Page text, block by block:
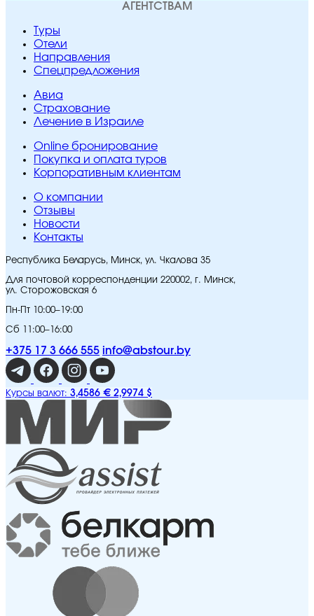
АГЕНТСТВАМ
Туры
Отели
Направления
Спецпредложения
Авиа
Страхование
Лечение в Израиле
Online бронирование
Покупка и оплата туров
Корпоративным клиентам
O компании
Отзывы
Новости
Контакты
Республика Беларусь, Минск, ул. Чкалова 35
Для почтовой корреспонденции 220002, г. Минск,
ул. Сторожовская 6
Пн-Пт 10:00–19:00
Сб 11:00–16:00
+375 17 3 666 555 info@abstour.by
Курсы валют: 3,4586 € 2,9974 $